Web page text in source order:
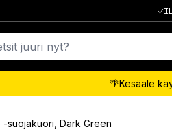
🌴Kesäale
suojakuori, Dark Green